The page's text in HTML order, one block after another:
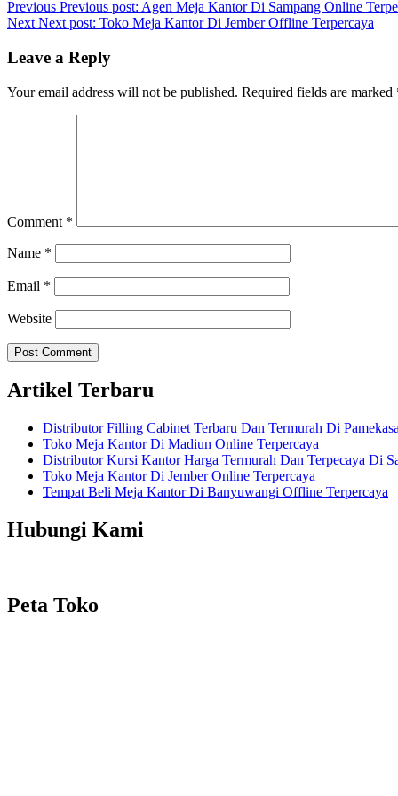
Previous Previous post: Agen Meja Kantor Di Sampang Online
Next Next post: Toko Meja Kantor Di Jember Offline Terpercaya
Leave a Reply
Your email address will not be published. Required fields are marked
Comment *
Name *
Email *
Website
Artikel Terbaru
Distributor Filling Cabinet Terbaru Dan Termurah Di
Toko Meja Kantor Di Madiun Online Terpercaya
Distributor Kursi Kantor Harga Termurah Dan Terpecaya Di
Toko Meja Kantor Di Jember Online Terpercaya
Tempat Beli Meja Kantor Di Banyuwangi Offline Terpercaya
Hubungi Kami
Peta Toko